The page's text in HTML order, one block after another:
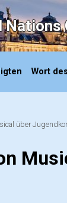
Nations
Wort
über